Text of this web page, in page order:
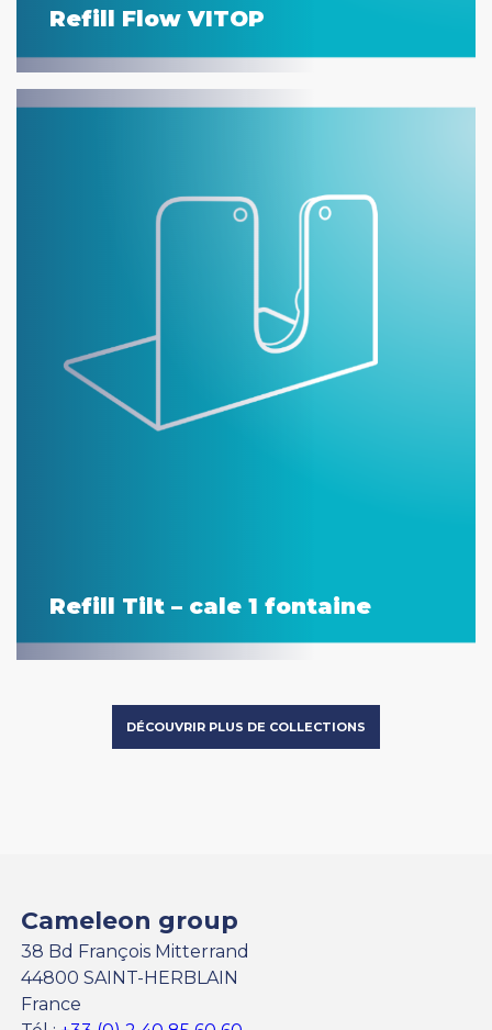
Refill Flow VITOP
Refill Tilt – cale 1 fontaine
DÉCOUVRIR PLUS DE COLLECTIONS
Cameleon group
38 Bd François Mitterrand
44800 SAINT-HERBLAIN
France